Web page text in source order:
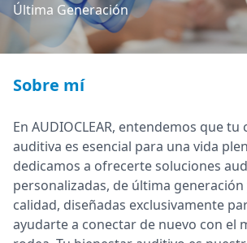
Última Generación
Sobre mí
En AUDIOCLEAR, entendemos que tu
auditiva es esencial para una vida
dedicamos a ofrecerte soluciones
personalizadas, de última generación
calidad, diseñadas exclusivamente
ayudarte a conectar de nuevo con el